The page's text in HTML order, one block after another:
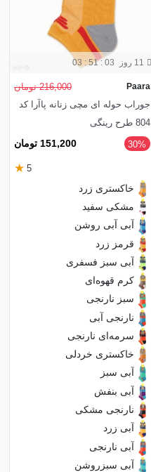
11 روز 03 : 51 : 01
Paara
216,000 تومان
جوراب حوله ای مچی زنانه پاآرا کد
804 طرح رینگی
‎30% 151,200 تومان
5
★
خاکستری زرد
مشکی سفید
آبی آبی روشن
قرمز زرد
آبی سبز فسفری
کرم قهوه‌ای
سبز نارنجی
نارنجی آبی
سرمه‌ای نارنجی
خاکستری خردلی
آبی سبز
آبی بنفش
نارنجی مشکی
آبی زرد
آبی نارنجی
آبی سبز‌روشن